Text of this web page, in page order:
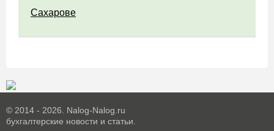
Сахарове
© 2014 - 2026. Nalog-Nalog.ru
бухгалтерские новости и статьи.